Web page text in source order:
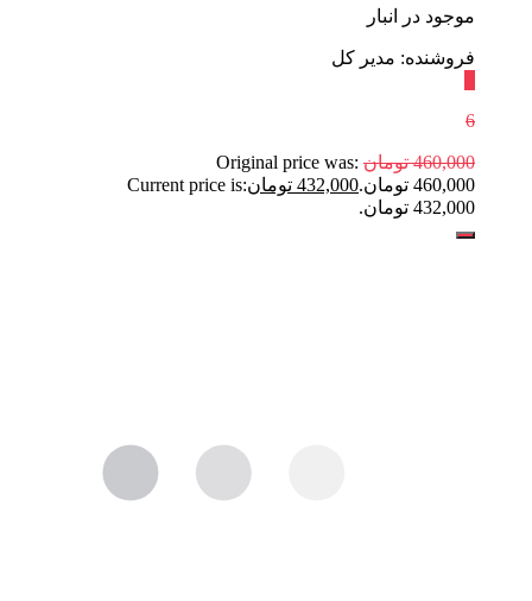
موجود در انبار
فروشنده: مدیر کل
6
460,000 تومان Original price was:
460,000 تومان.
432,000 تومانCurrent price is:
432,000 تومان.